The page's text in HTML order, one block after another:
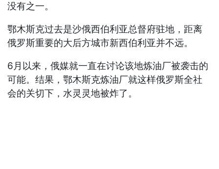
没有之一。
鄂木斯克过去是沙俄西伯利亚总督府驻地，距离
俄罗斯重要的大后方城市新西伯利亚并不远。
6月以来，俄媒就一直在讨论该地炼油厂被袭击的
可能。结果，鄂木斯克炼油厂就这样俄罗斯全社
会的关切下，水灵灵地被炸了。